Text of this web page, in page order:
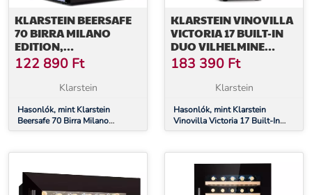
KLARSTEIN BEERSAFE
70 BIRRA MILANO
EDITION,
HŰTŐSZEKRÉNY, 70
LITER, 3 POLC,
PANORÁMA
ROZSDAMENTES ACÉL
122 890 Ft
Klarstein
Hasonlók, mint Klarstein
Beersafe 70 Birra Milano
Edition, hűtőszekrény, 70 liter, 3
rozsdamentes acél
KLARSTEIN VINOVILLA
VICTORIA 17 BUILT-IN
DUO VILHELMINE
EDITION, BORHŰTŐ, 17
PALACK, ÜVEGAJTÓ
183 390 Ft
Klarstein
Hasonlók, mint Klarstein
Vinovilla Victoria 17 Built-In
Duo Vilhelmine Edition,